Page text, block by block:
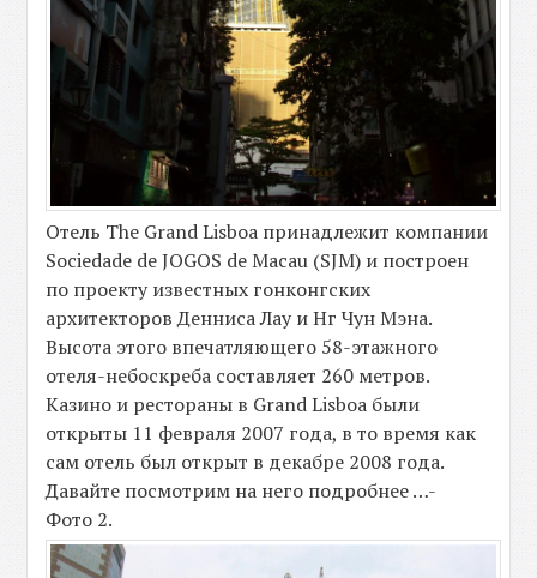
Отель The Grand Lisboa принадлежит компании
Sociedade de JOGOS de Macau (SJM) и построен
по проекту известных гонконгских
архитекторов Денниса Лау и Нг Чун Мэна.
Высота этого впечатляющего 58-этажного
отеля-небоскреба составляет 260 метров.
Казино и рестораны в Grand Lisboa были
открыты 11 февраля 2007 года, в то время как
сам отель был открыт в декабре 2008 года.
Давайте посмотрим на него подробнее …-
Фото 2.